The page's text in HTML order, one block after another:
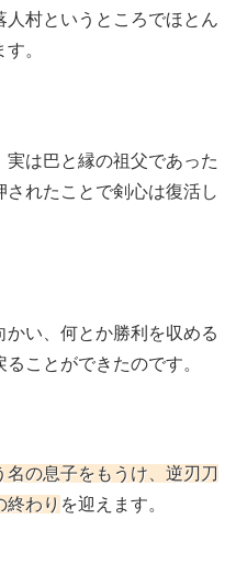
村というところでほとん
。
は巴と縁の祖父であった
れたことで剣心は復活し
い、何とか勝利を収める
ことができたのです。
の息子をもうけ、逆刃刀
終わり を迎えます。